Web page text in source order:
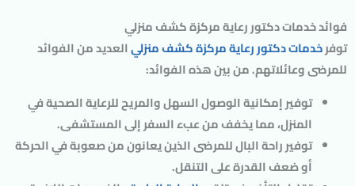
فوائد خدمات دكتور رعاية مركزة كشف منزلي
توفرخدمات دكتور رعاية مركزة كشف منزليالعديد من الفوائد
للمرضى وعائلاتهم. من بين هذه الفوائد:
توفير إمكانية الوصول السهل والمريح للرعاية الصحية في
المنزل، مما يخفف من عبء السفر إلى المستشفى.
توفير راحة البال للمرضى الذين يعانون من صعوبة في الحركة
أو ضعف القدرة على التنقل.